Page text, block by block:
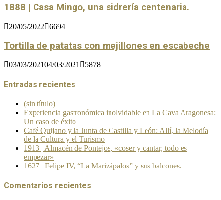
1888 | Casa Mingo, una sidrería centenaria.
20/05/2022 6694
Tortilla de patatas con mejillones en escabeche
03/03/202104/03/2021 5878
Entradas recientes
(sin título)
Experiencia gastronómica inolvidable en La Cava Aragonesa:
Un caso de éxito
Café Quijano y la Junta de Castilla y León: Allí, la Melodía
de la Cultura y el Turismo
1913 | Almacén de Pontejos, «coser y cantar, todo es
empezar»
1627 | Felipe IV, “La Marizápalos” y sus balcones.
Comentarios recientes